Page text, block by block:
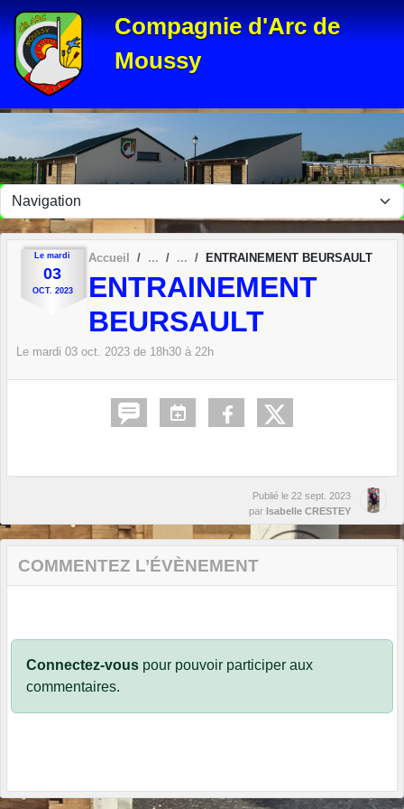
Compagnie d'Arc de
Moussy
Le mardi
03
OCT. 2023
Accueil ENTRAINEMENT BEURSAULT
ENTRAINEMENT
BEURSAULT
Le mardi 03 oct. 2023 de 18h30 à 22h
Publié le 22 sept. 2023
par Isabelle CRESTEY
COMMENTEZ L’ÉVÈNEMENT
Connectez-vous pour pouvoir participer aux
commentaires.
Panneau de gestion des cookies